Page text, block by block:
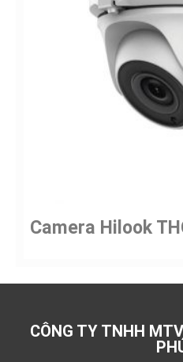
Camera Hilook
CÔNG TY TNHH